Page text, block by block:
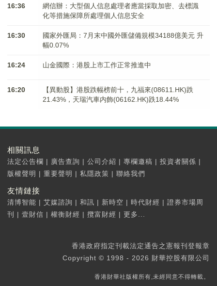
16:36
網信辦：大型個人信息處理者應當採取加密、去標識
化等措施保障所處理個人信息安全
16:30
國家外匯局：7月末中國外匯儲備規模34188億美元 升
幅0.07%
16:24 山金國際：港股上市工作正常推進中
16:20
【異動股】港股跌幅榜前十，九福來(08611.HK)跌
21.43%，天瑞汽車内飾(06162.HK)跌18.44%
相關訊息
法定公告欄 | 廣告查詢 | 公司介紹 | 專欄邀稿 | 投資者關係 |
版權聲明 | 重要聲明 | 私隱政策 | 聯絡我們
友情鏈接
清博智能 | 艾媒諮詢 | 和訊 | 新時空 | 時代財經 | 證券市場周
刊
| 壹財信 | 權衡財經 | 攬富財經 | 更多...
香港政府指定刊載法定通告之憲報刊登報章
Copyright © 1998 - 2026 財華控股有限公司
香港財華社版權所有,未經同意不得轉載。